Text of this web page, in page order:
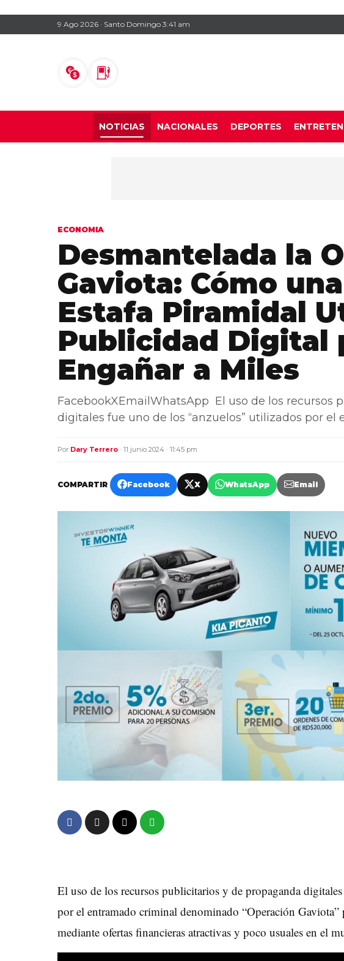
9 Ago 2026 · Santo Domingo 3:41 am
NOTICIAS NACIONALES DEPORTES
ECONOMIA
Desmantelada la
Gaviota: Cómo
Estafa Piramidal
Publicidad Digital
Engañar a Miles
FacebookXEmailWhatsApp El uso de los recursos
digitales fue uno de los “anzuelos” utilizados por el
Por Dary Terrero · 11 junio 2024 · 11:45 pm
COMPARTIR Facebook X WhatsApp Email
El uso de los recursos publicitarios y de propaganda
por el entramado criminal denominado “Operación Gaviota”
mediante ofertas financieras atractivas y poco usuales en el